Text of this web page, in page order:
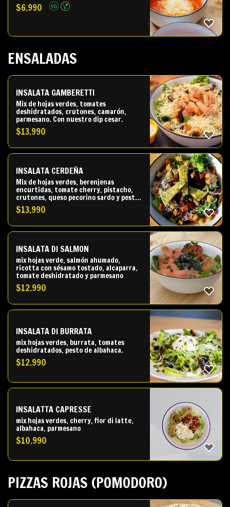
$6.990
ENSALADAS
INSALATA GAMBERETTI
Mix de hojas verdes, tomates
deshidratados, crutones, camarón,
parmesano. Con nuestro dip cesar.
$13.990
INSALATA CERDEÑA
Mix de hojas verdes, berenjenas
encurtidas, tomate cherry, pistacho,
crutones, queso pecorino sardo y pesto
de albahaca.
$13.990
INSALATA DI SALMON
mix hojas verde, salmón ahumado,
ricotta con sésamo tostado, alcaparra,
tomate deshidratado y parmesano
$12.990
INSALATA DI BURRATA
mix hojas verdes, burrata, tomates
deshidratados, pesto de albahaca.
$12.990
INSALATTA CAPRESSE
mix hojas verdes, cherry, fior di latte,
albahaca, parmesano
$10.990
PIZZAS ROJAS (POMODORO)